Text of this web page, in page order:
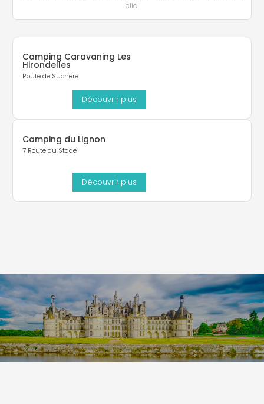
clic!
Camping Caravaning Les
Hirondelles
Route de Suchère
Découvrir plus
Camping du Lignon
7 Route du Stade
Découvrir plus